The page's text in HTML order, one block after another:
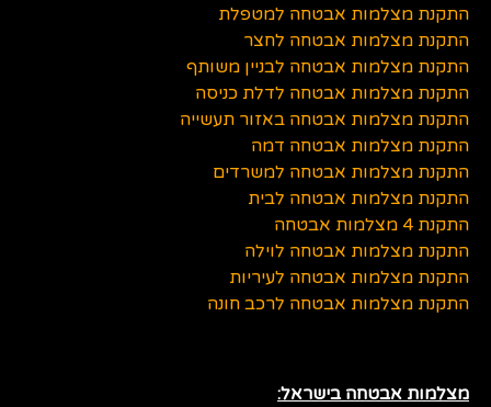
התקנת מצלמות אבטחה למטפלת
התקנת מצלמות אבטחה לחצר
התקנת מצלמות אבטחה לבניין משותף
התקנת מצלמות אבטחה לדלת כניסה
התקנת מצלמות אבטחה באזור תעשייה
התקנת מצלמות אבטחה דמה
התקנת מצלמות אבטחה למשרדים
התקנת מצלמות אבטחה לבית
התקנת 4 מצלמות אבטחה
התקנת מצלמות אבטחה לוילה
התקנת מצלמות אבטחה לעיריות
התקנת מצלמות אבטחה לרכב חונה
מצלמות אבטחה בישראל: